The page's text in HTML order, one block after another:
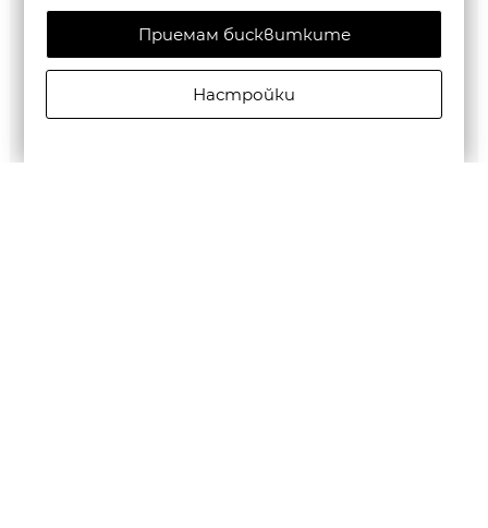
Приемам бисквитките
Настройки